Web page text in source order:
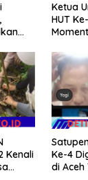
Ketua
HUT
Hukum
Emas
Kenali
Ke-4
di Aceh